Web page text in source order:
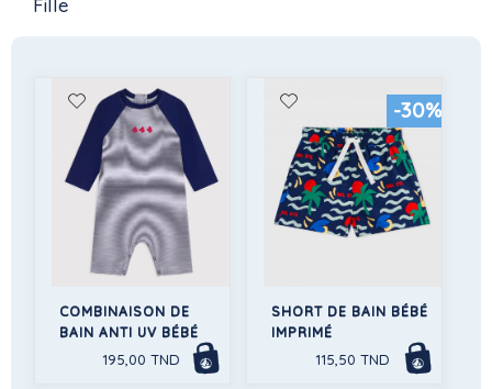
Fille
COMBINAISON DE
BAIN ANTI UV BÉBÉ
195,00 TND
-30%
SHORT DE BAIN BÉBÉ
IMPRIMÉ
115,50 TND